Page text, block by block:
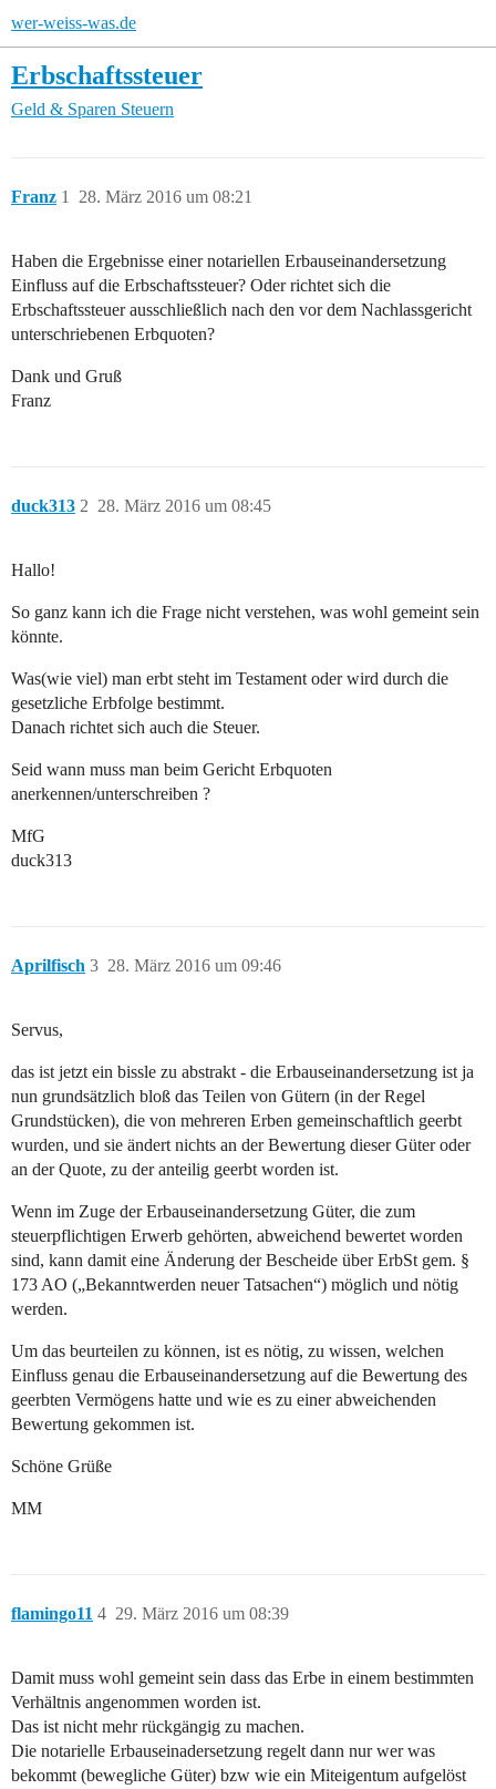
wer-weiss-was.de
Erbschaftssteuer
Geld & Sparen Steuern
Franz 28. März 2016 um 08:21
1
Haben die Ergebnisse einer notariellen Erbauseinandersetzung
Einfluss auf die Erbschaftssteuer? Oder richtet sich die
Erbschaftssteuer ausschließlich nach den vor dem Nachlassgericht
unterschriebenen Erbquoten?
Dank und Gruß
Franz
duck313 28. März 2016 um 08:45
2
Hallo!
So ganz kann ich die Frage nicht verstehen, was wohl gemeint sein
könnte.
Was(wie viel) man erbt steht im Testament oder wird durch die
gesetzliche Erbfolge bestimmt.
Danach richtet sich auch die Steuer.
Seid wann muss man beim Gericht Erbquoten
anerkennen/unterschreiben ?
MfG
duck313
Aprilfisch 28. März 2016 um 09:46
3
Servus,
das ist jetzt ein bissle zu abstrakt - die Erbauseinandersetzung ist ja
nun grundsätzlich bloß das Teilen von Gütern (in der Regel
Grundstücken), die von mehreren Erben gemeinschaftlich geerbt
wurden, und sie ändert nichts an der Bewertung dieser Güter oder
an der Quote, zu der anteilig geerbt worden ist.
Wenn im Zuge der Erbauseinandersetzung Güter, die zum
steuerpflichtigen Erwerb gehörten, abweichend bewertet worden
sind, kann damit eine Änderung der Bescheide über ErbSt gem. §
173 AO („Bekanntwerden neuer Tatsachen“) möglich und nötig
werden.
Um das beurteilen zu können, ist es nötig, zu wissen, welchen
Einfluss genau die Erbauseinandersetzung auf die Bewertung des
geerbten Vermögens hatte und wie es zu einer abweichenden
Bewertung gekommen ist.
Schöne Grüße
MM
flamingo11 29. März 2016 um 08:39
4
Damit muss wohl gemeint sein dass das Erbe in einem bestimmten
Verhältnis angenommen worden ist.
Das ist nicht mehr rückgängig zu machen.
Die notarielle Erbauseinadersetzung regelt dann nur wer was
bekommt (bewegliche Güter) bzw wie ein Miteigentum aufgelöst